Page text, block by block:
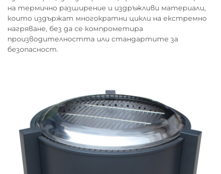
на термично разширение и издръжливи материали,
които издържат многократни цикли на екстремно
нагряване, без да се компрометира
производителността или стандартите за
безопасност.